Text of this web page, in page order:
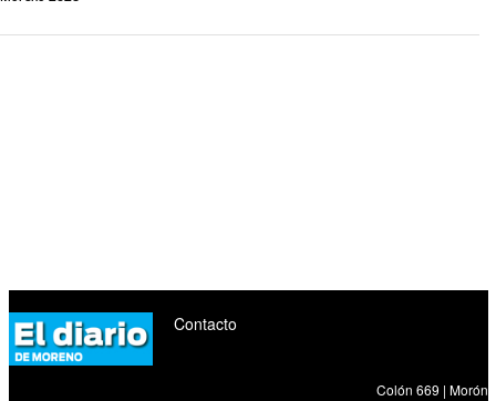
Contacto
Colón 669 | Morón